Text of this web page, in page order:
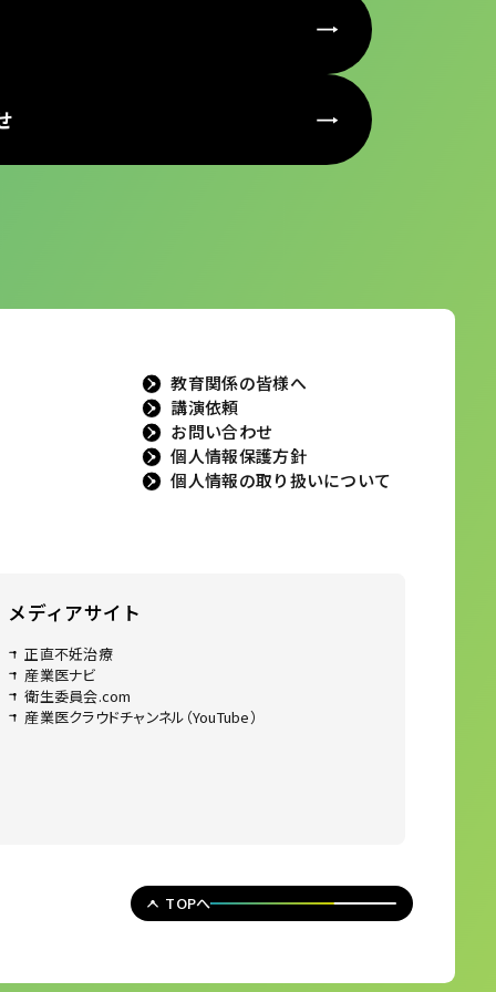
教育関係の皆様へ
講演依頼
お問い合わせ
個人情報保護方針
個人情報の取り扱いについて
メディアサイト
正直不妊治療
産業医ナビ
衛生委員会.com
産業医クラウドチャンネル（YouTube）
TOPへ